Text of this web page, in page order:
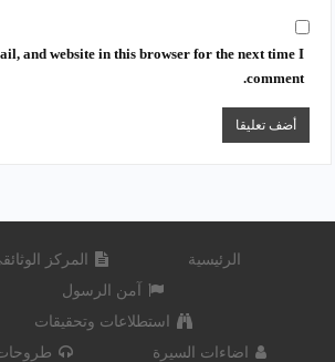
and website in this browser for the next time I
comment.
الرئيسية
المركز
آمن الرسول
استطلاعات وتحقيقات
اضاءات السيرة